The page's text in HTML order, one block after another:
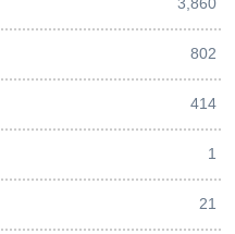
3,860
802
414
1
21